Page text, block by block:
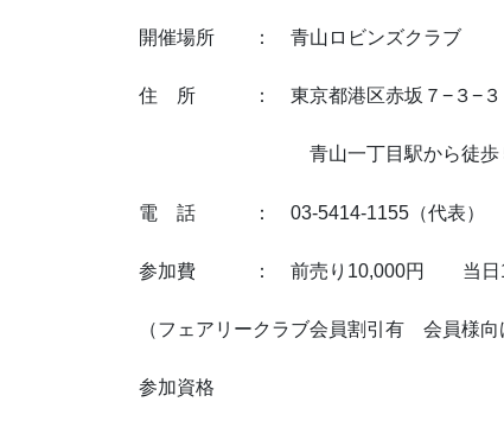
開催場所 ： 青山ロビンズクラブ
住 所 ： 東京都港区赤坂７−３−３７
青山一丁目駅から徒歩５分、カ
電 話 ： 03-5414-1155（代表）
参加費 ： 前売り10,000円 当日
（フェアリークラブ会員割引有 会員様向
参加資格